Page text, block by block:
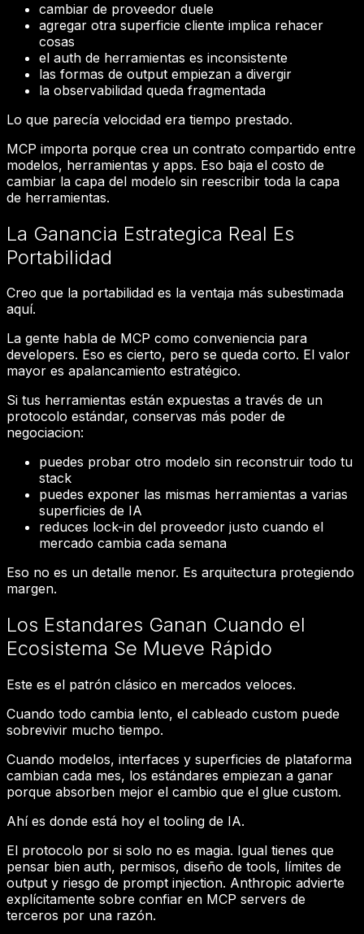
cambiar de proveedor duele
agregar otra superficie cliente implica rehacer
cosas
el auth de herramientas es inconsistente
las formas de output empiezan a divergir
la observabilidad queda fragmentada
Lo que parecía velocidad era tiempo prestado.
MCP importa porque crea un contrato compartido entre
modelos, herramientas y apps. Eso baja el costo de
cambiar la capa del modelo sin reescribir toda la capa
de herramientas.
La Ganancia Estrategica Real Es
Portabilidad
Creo que la portabilidad es la ventaja más subestimada
aquí.
La gente habla de MCP como conveniencia para
developers. Eso es cierto, pero se queda corto. El valor
mayor es apalancamiento estratégico.
Si tus herramientas están expuestas a través de un
protocolo estándar, conservas más poder de
negociacion:
puedes probar otro modelo sin reconstruir todo tu
stack
puedes exponer las mismas herramientas a varias
superficies de IA
reduces lock-in del proveedor justo cuando el
mercado cambia cada semana
Eso no es un detalle menor. Es arquitectura protegiendo
margen.
Los Estandares Ganan Cuando el
Ecosistema Se Mueve Rápido
Este es el patrón clásico en mercados veloces.
Cuando todo cambia lento, el cableado custom puede
sobrevivir mucho tiempo.
Cuando modelos, interfaces y superficies de plataforma
cambian cada mes, los estándares empiezan a ganar
porque absorben mejor el cambio que el glue custom.
Ahí es donde está hoy el tooling de IA.
El protocolo por si solo no es magia. Igual tienes que
pensar bien auth, permisos, diseño de tools, límites de
output y riesgo de prompt injection. Anthropic advierte
explícitamente sobre confiar en MCP servers de
terceros por una razón.